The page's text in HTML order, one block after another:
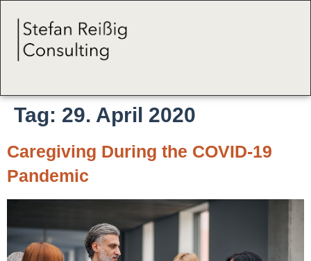
Tag: 29. April 2020
Caregiving During the COVID-19
Pandemic